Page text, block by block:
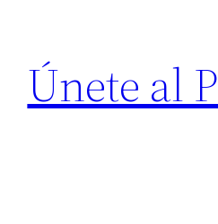
contenido
Únete al